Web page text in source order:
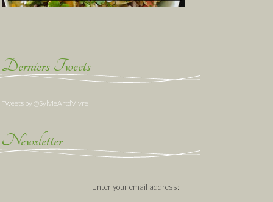
Derniers Tweets
Tweets by @SylvieArtdVivre
Newsletter
Enter your email address: